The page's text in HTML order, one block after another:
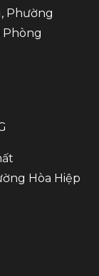
Phường
Phòng
Hòa Hiệp